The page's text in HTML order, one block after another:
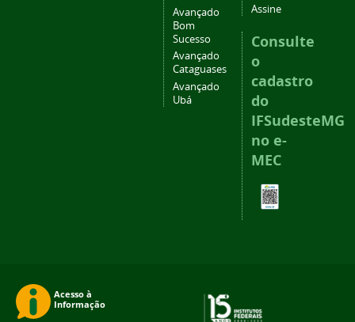
Avançado
Bom
Sucesso
Avançado
Cataguases
Avançado
Ubá
Assine
Consulte
o
cadastro
do
IFSudesteMG
no e-
MEC